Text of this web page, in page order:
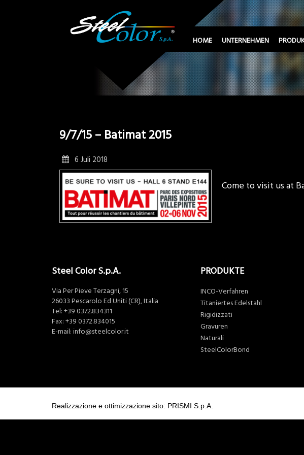
HOME UNTERNEHMEN
9/7/15 – Batimat 2015
6 Juli 2018
Come to visit us at
Steel Color S.p.A.
Via Per Pieve Terzagni, 15
26033 Pescarolo Ed Uniti (CR), Italia
Tel: +39 0372.834311
Fax: +39 0372.834015
E-mail: info@steelcolor.it
PRODUKTE
INCO-Verfahren
Titaniertes Edelstahl
Rigidizzati
Gravuren
Naturali
SteelColorBond
Realizzazione e ottimizzazione sito: PRISMI S.p.A.